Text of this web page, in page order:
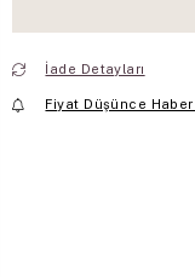
İade Detayları
Fiyat Düşünce Haber